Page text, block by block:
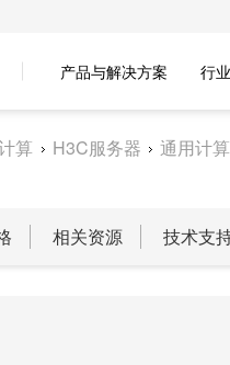
产品与解决方案 行
算 H3C服务器 通用计算
相关资源 技术支